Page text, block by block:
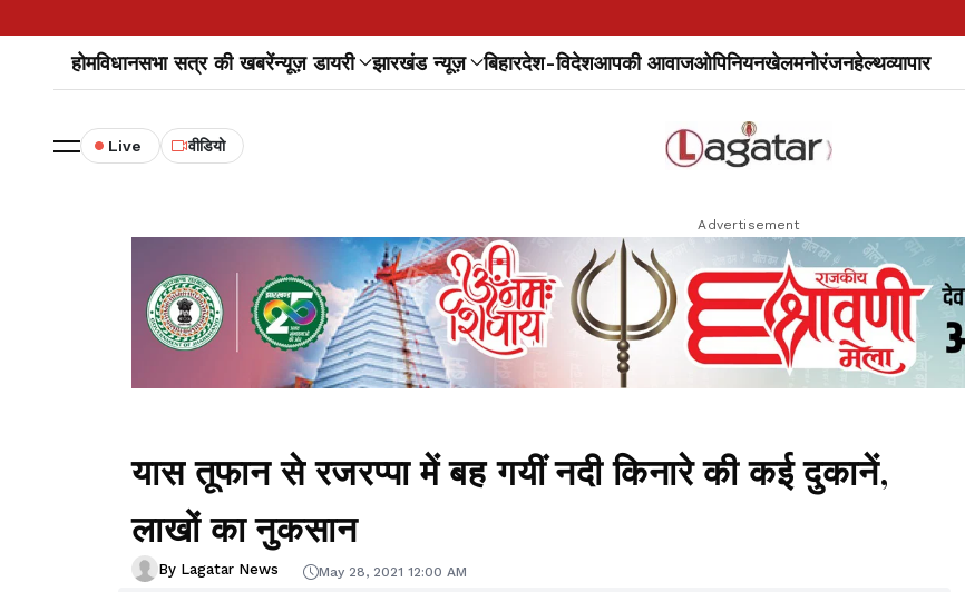
होमविधानसभा सत्र की खबरेंन्यूज़ डायरी झारखंड न्यूज़ बिहारदेश-विदेशआपकी आवाजओपिनियनखेलमनोरंजनहेल्थव्यापार
Live वीडियो
Advertisement
यास तूफान से रजरप्पा में बह गयीं नदी किनारे की कई दुकानें,
लाखों का नुकसान
By Lagatar News May 28, 2021 12:00 AM